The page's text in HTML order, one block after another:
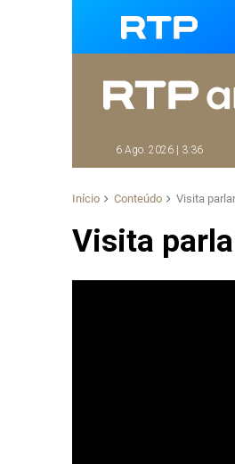
6 Ago. 2026 | 3:36
Início Conteúdo Visita
Visita